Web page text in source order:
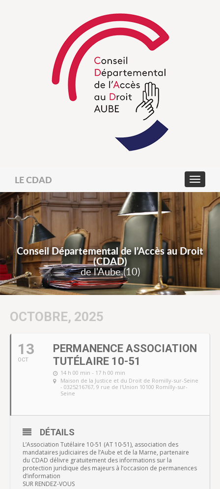
LE CDAD
Conseil Départemental de l’Accès au Droit
(CDAD)
de l'Aube (10)
OCTOBRE, 2025
13
OCT
PERMANENCE ASSOCIATION
TUTÉLAIRE 10-51
14 h 00 min - 17 h 00 min
Maison de la Justice et du Droit de Romilly-sur-Seine
- 0325216767, 9 rue de l'Union 10100 Romilly-sur-
Seine
DÉTAILS
L’Association Tutélaire 10-51 (AT 10-51), association des
mandataires judiciaires de l’Aube et de la Marne, partenaire
du CDAD délivre gratuitement des informations sur la
protection juridique des majeurs à l’occasion de permanences
d’information
SUR RENDEZ-VOUS